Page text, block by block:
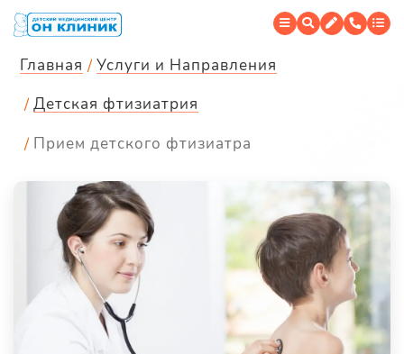
Главная
Услуги и Направления
Детская фтизиатрия
Прием детского фтизиатра